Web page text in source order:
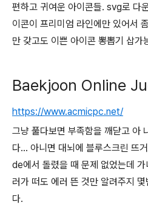
편하고 귀여운 아이콘들. svg로 다
이콘이 프리미엄 라인에만 있어서
만 갖고도 이쁜 아이콘 뽕뽑기 삽가
Baekjoon Online
https://www.acmicpc.net/
그냥 풀다보면 부족함을 깨닫고 아
다… 아니면 대뇌에 블루스크린 뜨
de에서 돌렸을 때 문제 없었는데
러가 떠도 에러 뜬 것만 알려주지
다.